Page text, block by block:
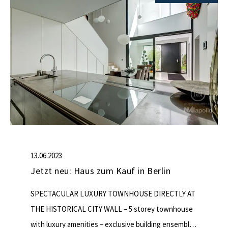
13.06.2023
Jetzt neu: Haus zum Kauf in Berlin
SPECTACULAR LUXURY TOWNHOUSE DIRECTLY AT
THE HISTORICAL CITY WALL – 5 storey townhouse
with luxury amenities – exclusive building ensemble